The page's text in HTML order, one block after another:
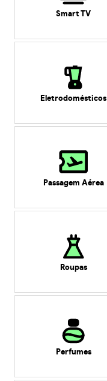
Smart TV
Eletrodomésticos
Passagem Aérea
Roupas
Perfumes